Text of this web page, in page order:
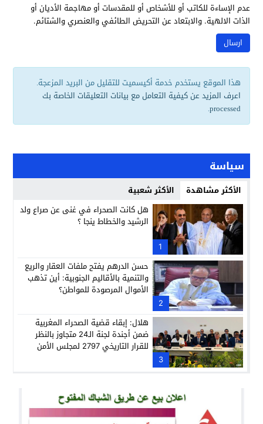
عدم الإساءة للكاتب أو للأشخاص أو للمقدسات أو مهاجمة الأديان أو
الذات الالهية. والابتعاد عن التحريض الطائفي والعنصري والشتائم.
هذا الموقع يستخدم خدمة أكيسميت للتقليل من البريد المزعجة.
اعرف المزيد عن كيفية التعامل مع بيانات التعليقات الخاصة بك
processed
.
سياسة
الأكثر مشاهدة الأكثر شعبية
1
هل كانت الصحراء في غنى عن صراع ولد
الرشيد والخطاط ينجا ؟
2
حسن الدرهم يفتح ملفات العقار والريع
والتنمية بالأقاليم الجنوبية: أين تذهب
الأموال المرصودة للمواطن؟
3
هلال: إبقاء قضية الصحراء المغربية
ضمن أجندة لجنة الـ24 متجاوز بالنظر
للقرار التاريخي 2797 لمجلس الأمن